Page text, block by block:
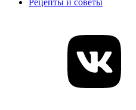
Рецепты и советы